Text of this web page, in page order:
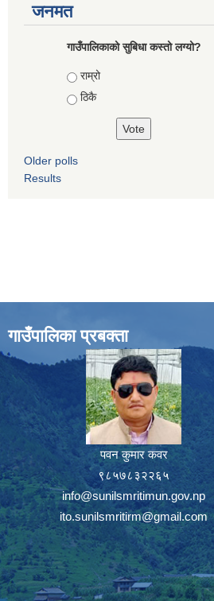
जनमत
गाउँपालिकाको सुबिधा कस्तो लग्यो?
Choices
राम्रो
ठिकै
Older polls
Results
गाउँपालिका प्रबक्ता
पवन कुमार कवर
९८५७८३२२६५
info@sunilsmritimun.gov.np
ito.sunilsmritirm@gmail.com